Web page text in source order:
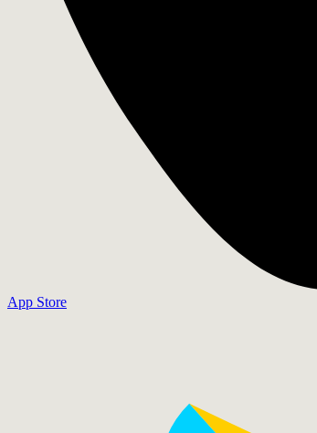
App Store